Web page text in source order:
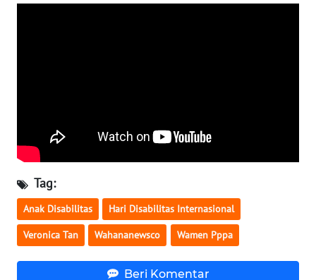
Tag:
Anak Disabilitas Hari Disabilitas Internasional
Veronica Tan Wahananewsco Wamen Pppa
Beri Komentar
BALI
WN
KALBAR
WN